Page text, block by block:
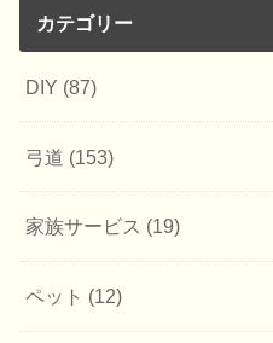
カテゴリー
DIY (87)
弓道 (153)
家族サービス (19)
ペット (12)